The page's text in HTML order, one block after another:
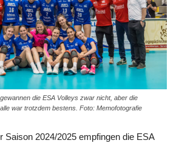
die ESA Volleys zwar nicht, aber die
war trotzdem bestens. Foto: Memofotografie
Saison 2024/2025 empfingen die ESA